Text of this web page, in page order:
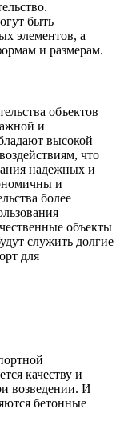
быть
элементов, а
и размерам.
объектов
и
высокой
что
надежных и
и
более
объекты
служить долгие
для
качеству и
возведении. И
бетонные